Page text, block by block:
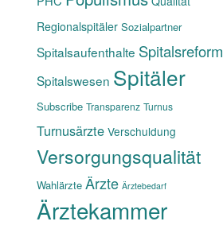
Regionalspitäler Sozialpartner
Spitalsaufenthalte Spitalsreform
Spitalswesen Spitäler
Subscribe Transparenz Turnus
Turnusärzte Verschuldung
Versorgungsqualität
Wahlärzte Ärzte Ärztebedarf
Ärztekammer